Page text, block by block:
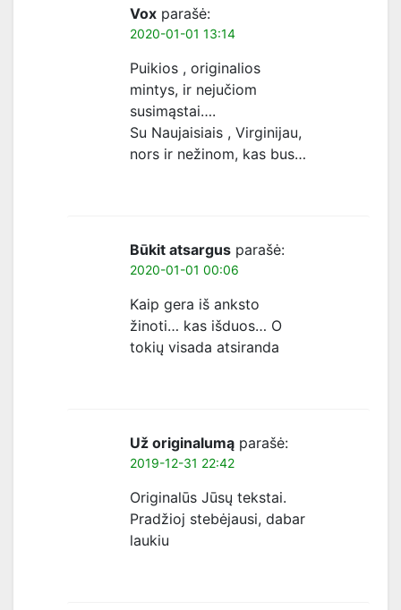
Vox parašė:
2020-01-01 13:14
Puikios , originalios
mintys, ir nejučiom
susimąstai….
Su Naujaisiais , Virginijau,
nors ir nežinom, kas bus…
Būkit atsargus parašė:
2020-01-01 00:06
Kaip gera iš anksto
žinoti… kas išduos… O
tokių visada atsiranda
Už originalumą parašė:
2019-12-31 22:42
Originalūs Jūsų tekstai.
Pradžioj stebėjausi, dabar
laukiu